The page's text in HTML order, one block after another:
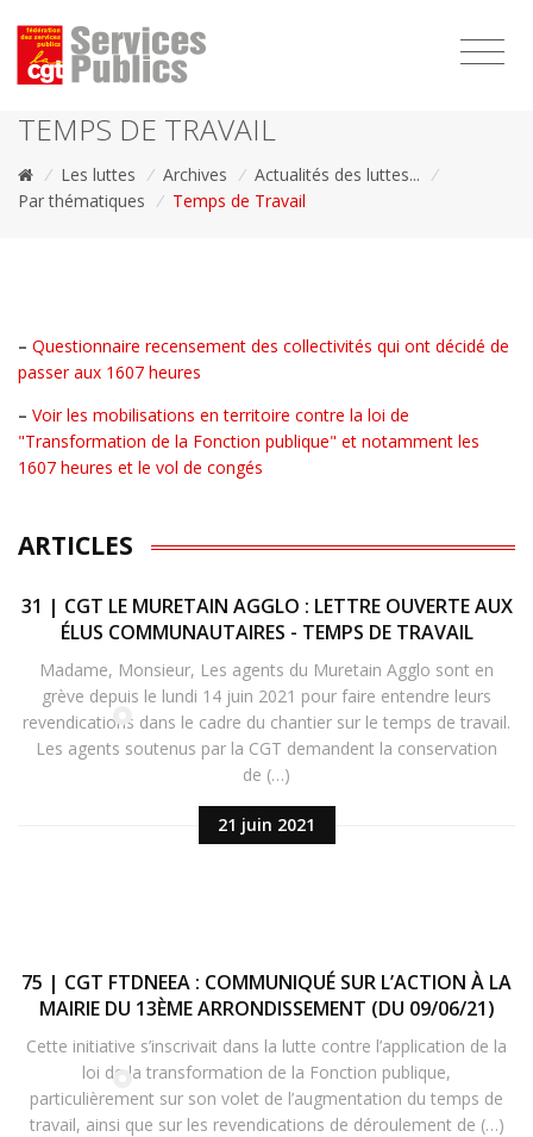
TEMPS DE TRAVAIL
/ Les luttes / Archives / Actualités des luttes... /
Par thématiques / Temps de Travail
– Questionnaire recensement des collectivités qui ont décidé de
passer aux 1607 heures
– Voir les mobilisations en territoire contre la loi de
"Transformation de la Fonction publique" et notamment les
1607 heures et le vol de congés
ARTICLES
21 juin 2021
31 | CGT LE MURETAIN AGGLO : LETTRE OUVERTE AUX
ÉLUS COMMUNAUTAIRES - TEMPS DE TRAVAIL
Madame, Monsieur, Les agents du Muretain Agglo sont en
grève depuis le lundi 14 juin 2021 pour faire entendre leurs
revendications dans le cadre du chantier sur le temps de travail.
Les agents soutenus par la CGT demandent la conservation
de (…)
75 | CGT FTDNEEA : COMMUNIQUÉ SUR L’ACTION À LA
MAIRIE DU 13ÈME ARRONDISSEMENT (DU 09/06/21)
Cette initiative s’inscrivait dans la lutte contre l’application de la
loi de la transformation de la Fonction publique,
particulièrement sur son volet de l’augmentation du temps de
travail, ainsi que sur les revendications de déroulement de (…)